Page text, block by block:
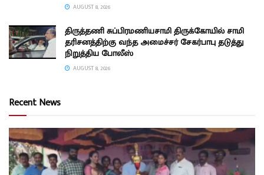
AUGUST 8, 2026
திருத்தணி சுப்பிரமணியசாமி திருக்கோயில் சாமி
தரிசனத்திற்கு வந்த அமைச்சர் சேகர்பாபு தடுத்து
நிறுத்திய போலீஸ்
AUGUST 8, 2026
Recent News